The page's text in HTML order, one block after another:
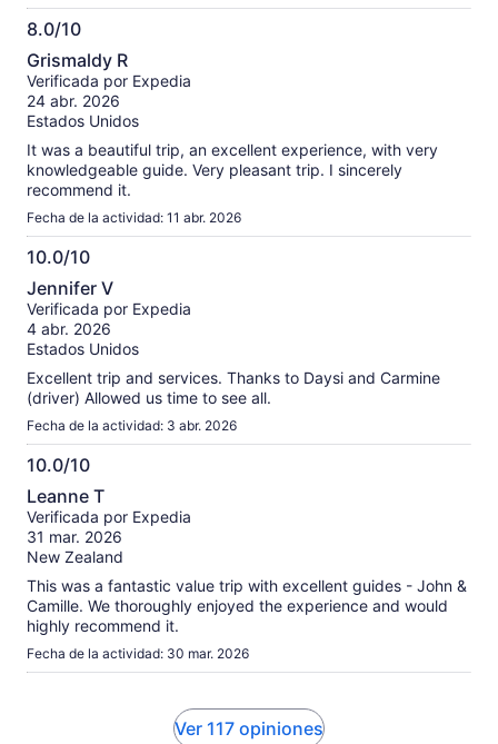
8.0/10
8.0
de
10
Grismaldy R
Verificada por Expedia
24 abr. 2026
Estados Unidos
It was a beautiful trip, an excellent experience, with very
knowledgeable guide. Very pleasant trip. I sincerely
recommend it.
Fecha de la actividad: 11 abr. 2026
10.0/10
10.0
de
10
Jennifer V
Verificada por Expedia
4 abr. 2026
Estados Unidos
Excellent trip and services. Thanks to Daysi and Carmine
(driver) Allowed us time to see all.
Fecha de la actividad: 3 abr. 2026
10.0/10
10.0
de
10
Leanne T
Verificada por Expedia
31 mar. 2026
New Zealand
This was a fantastic value trip with excellent guides - John &
Camille. We thoroughly enjoyed the experience and would
highly recommend it.
Fecha de la actividad: 30 mar. 2026
Ver 117 opiniones